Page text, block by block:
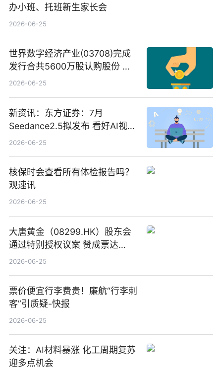
办小班、托班新生家长会
2026-06-25
世界数字经济产业(03708)完成
发行合共5600万股认购股份 净
筹约1007万港元 独家焦点
2026-06-25
新资讯：东方证券：7月
Seedance2.5拟发布 看好AI视频
创作工作流进一步提效
2026-06-25
核保时会查看所有体检报告吗？
观速讯
2026-06-25
大唐黄金（08299.HK）股东会
通过特别授权议案 赞成票达
100%_新动态
2026-06-25
票价便宜行李费贵！廉航“行李刺
客”引质疑-快报
2026-06-25
关注：AI材料暴涨 化工周期复苏
迎多点机会